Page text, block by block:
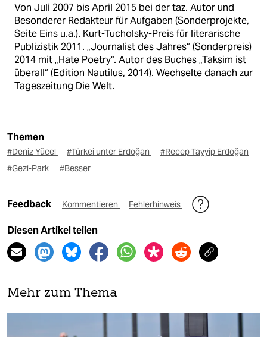
Von Juli 2007 bis April 2015 bei der taz. Autor und
Besonderer Redakteur für Aufgaben (Sonderprojekte,
Seite Eins u.a.). Kurt-Tucholsky-Preis für literarische
Publizistik 2011. „Journalist des Jahres“ (Sonderpreis)
2014 mit „Hate Poetry“. Autor des Buches „Taksim ist
überall“ (Edition Nautilus, 2014). Wechselte danach zur
Tageszeitung Die Welt.
Themen
#Deniz Yücel #Türkei unter Erdoğan
#Recep Tayyip Erdoğan
#Gezi-Park
#Besser
Feedback Kommentieren Fehlerhinweis
Diesen Artikel teilen
Mehr zum Thema